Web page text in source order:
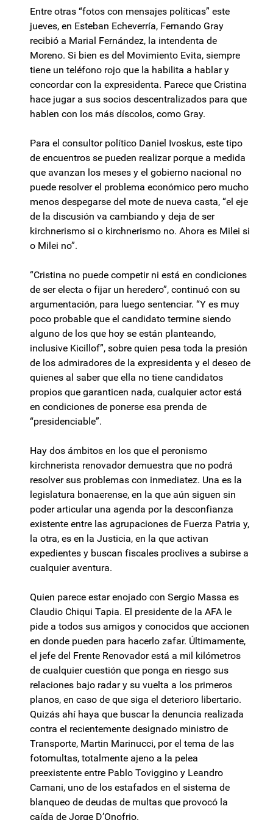
Entre otras “fotos con mensajes políticas” este
jueves, en Esteban Echeverría, Fernando Gray
recibió a Marial Fernández, la intendenta de
Moreno. Si bien es del Movimiento Evita, siempre
tiene un teléfono rojo que la habilita a hablar y
concordar con la expresidenta. Parece que Cristina
hace jugar a sus socios descentralizados para que
hablen con los más díscolos, como Gray.
Para el consultor político Daniel Ivoskus, este tipo
de encuentros se pueden realizar porque a medida
que avanzan los meses y el gobierno nacional no
puede resolver el problema económico pero mucho
menos despegarse del mote de nueva casta, “el eje
de la discusión va cambiando y deja de ser
kirchnerismo si o kirchnerismo no. Ahora es Milei si
o Milei no”.
“Cristina no puede competir ni está en condiciones
de ser electa o fijar un heredero”, continuó con su
argumentación, para luego sentenciar. “Y es muy
poco probable que el candidato termine siendo
alguno de los que hoy se están planteando,
inclusive Kicillof”, sobre quien pesa toda la presión
de los admiradores de la expresidenta y el deseo de
quienes al saber que ella no tiene candidatos
propios que garanticen nada, cualquier actor está
en condiciones de ponerse esa prenda de
“presidenciable”.
Hay dos ámbitos en los que el peronismo
kirchnerista renovador demuestra que no podrá
resolver sus problemas con inmediatez. Una es la
legislatura bonaerense, en la que aún siguen sin
poder articular una agenda por la desconfianza
existente entre las agrupaciones de Fuerza Patria y,
la otra, es en la Justicia, en la que activan
expedientes y buscan fiscales proclives a subirse a
cualquier aventura.
Quien parece estar enojado con Sergio Massa es
Claudio Chiqui Tapia. El presidente de la AFA le
pide a todos sus amigos y conocidos que accionen
en donde pueden para hacerlo zafar. Últimamente,
el jefe del Frente Renovador está a mil kilómetros
de cualquier cuestión que ponga en riesgo sus
relaciones bajo radar y su vuelta a los primeros
planos, en caso de que siga el deterioro libertario.
Quizás ahí haya que buscar la denuncia realizada
contra el recientemente designado ministro de
Transporte, Martin Marinucci, por el tema de las
fotomultas, totalmente ajeno a la pelea
preexistente entre Pablo Toviggino y Leandro
Camani, uno de los estafados en el sistema de
blanqueo de deudas de multas que provocó la
caída de Jorge D’Onofrio.